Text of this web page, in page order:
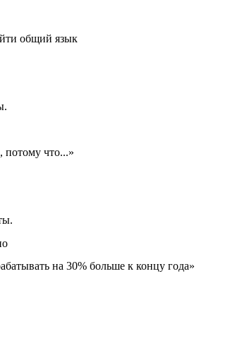
общий язык
потому что...»
на 30% больше к концу года»